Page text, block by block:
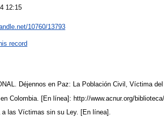
12:15
10760/13793
record
Déjennos en Paz: La Población Civil, Víctima del
Colombia. [En línea]: http://www.acnur.org/
a las Víctimas sin su Ley. [En línea].